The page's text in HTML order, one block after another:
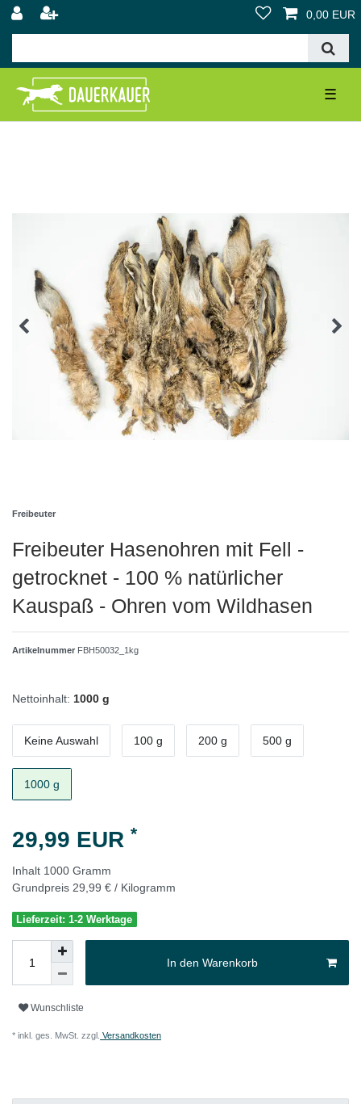
0,00 EUR
☰
Freibeuter
Freibeuter Hasenohren mit Fell -
getrocknet - 100 % natürlicher
Kauspaß - Ohren vom Wildhasen
Artikelnummer FBH50032_1kg
Nettoinhalt: 1000 g
Keine Auswahl 100 g 200 g 500 g
1000 g
29,99 EUR *
Inhalt 1000 Gramm
Grundpreis 29,99 € / Kilogramm
Lieferzeit: 1-2 Werktage
In den Warenkorb
Wunschliste
* inkl. ges. MwSt. zzgl. Versandkosten